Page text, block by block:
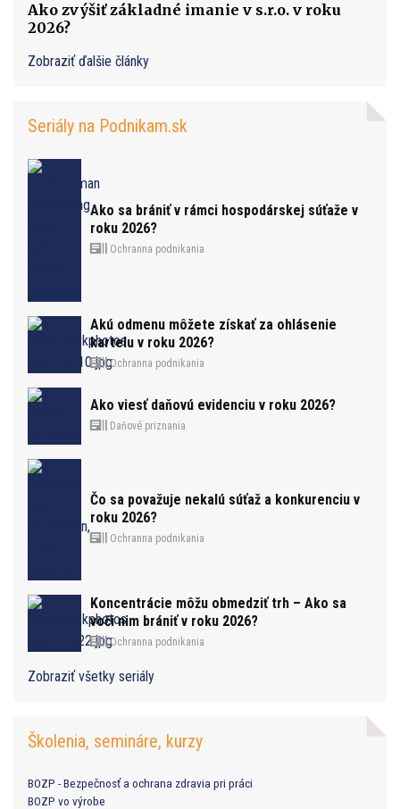
Ako zvýšiť základné imanie v s.r.o. v roku
2026?
Zobraziť ďalšie články
Seriály na Podnikam.sk
Ako sa brániť v rámci hospodárskej súťaže v
roku 2026?
Ochranna podnikania
Akú odmenu môžete získať za ohlásenie
kartelu v roku 2026?
Ochranna podnikania
Ako viesť daňovú evidenciu v roku 2026?
Daňové priznania
Čo sa považuje nekalú súťaž a konkurenciu v
roku 2026?
Ochranna podnikania
Koncentrácie môžu obmedziť trh – Ako sa
voči nim brániť v roku 2026?
Ochranna podnikania
Zobraziť všetky seriály
Školenia, semináre, kurzy
BOZP - Bezpečnosť a ochrana zdravia pri práci
BOZP vo výrobe